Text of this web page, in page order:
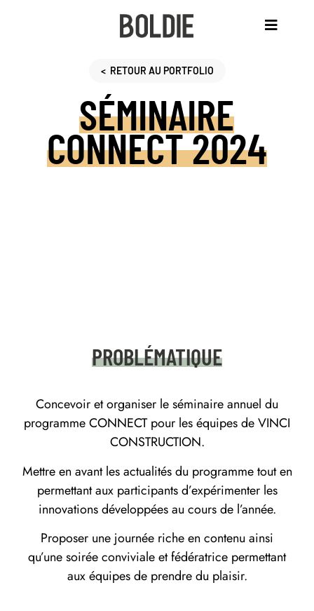
MANIFESTE
EST
PORTFOLIO
CONTACT
< RETOUR AU PORTFOLIO
SÉMINAIRE
CONNECT 2024
PROBLÉMATIQUE
Concevoir et organiser le séminaire annuel du
programme CONNECT pour les équipes de VINCI
CONSTRUCTION.
Mettre en avant les actualités du programme tout en
permettant aux participants d’expérimenter les
innovations développées au cours de l’année.
Proposer une journée riche en contenu ainsi
qu’une soirée conviviale et fédératrice permettant
aux équipes de prendre du plaisir.